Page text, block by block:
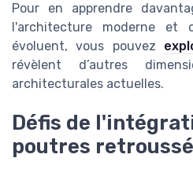
Pour en apprendre
l'architecture moderne et
évoluent, vous pouvez
révèlent d’autres
architecturales actuelles.
Défis de
poutres